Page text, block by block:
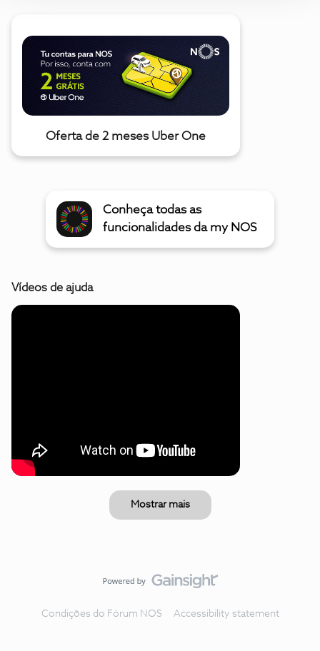
Oferta de 2 meses Uber One
Conheça todas as
funcionalidades da my NOS
Vídeos de ajuda
Mostrar mais
Condições do Fórum NOS Accessibility statement